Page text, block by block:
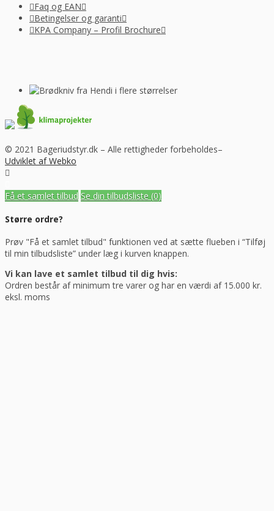
Faq og EAN
Betingelser og garanti
KPA Company – Profil Brochure
© 2021 Bageriudstyr.dk – Alle rettigheder forbeholdes–
Udviklet af Webko
Få et samlet tilbud Se din tilbudsliste (0)
Større ordre?
Prøv "Få et samlet tilbud" funktionen ved at sætte flueben i “Tilføj
til min tilbudsliste” under læg i kurven knappen.
Vi kan lave et samlet tilbud til dig hvis:
Ordren består af minimum tre varer og har en værdi af 15.000 kr.
eksl. moms